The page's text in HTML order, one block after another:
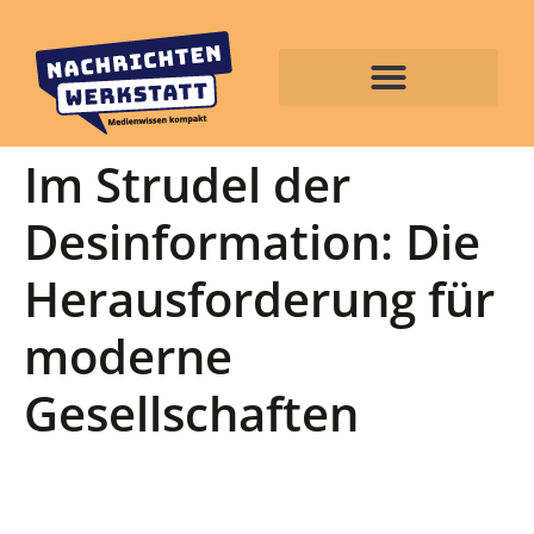
Im Strudel der
Desinformation: Die
Herausforderung für
moderne
Gesellschaften